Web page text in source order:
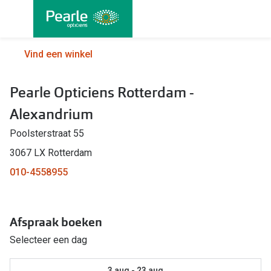
Alle brillen
Herenbrillen
Kinderbrillen
Soorten brillen
Bril op sterkte
Blauw-violet licht bril
Computerbril
Vind een winkel
Pearle Opticiens Rotterdam -
Alexandrium
Poolsterstraat 55
3067 LX Rotterdam
010-4558955
Afspraak boeken
Selecteer een dag